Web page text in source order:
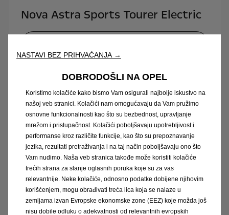
Nova Astra Sports Tourer Electric
NASTAVI BEZ PRIHVAĆANJA →
DOBRODOŠLI NA OPEL
Koristimo kolačiće kako bismo Vam osigurali najbolje iskustvo na
našoj veb stranici. Kolačići nam omogućavaju da Vam pružimo
osnovne funkcionalnosti kao što su bezbednost, upravljanje
mrežom i pristupačnost. Kolačići poboljšavaju upotrebljivost i
performanse kroz različite funkcije, kao što su prepoznavanje
jezika, rezultati pretraživanja i na taj način poboljšavaju ono što
Vam nudimo. Naša veb stranica takođe može koristiti kolačiće
trećih strana za slanje oglasnih poruka koje su za vas
relevantnije. Neke kolačiće, odnosno podatke dobijene njihovim
korišćenjem, mogu obrađivati treća lica koja se nalaze u
zemljama izvan Evropske ekonomske zone (EEZ) koje možda još
nisu dobile odluku o adekvatnosti od relevantnih evropskih